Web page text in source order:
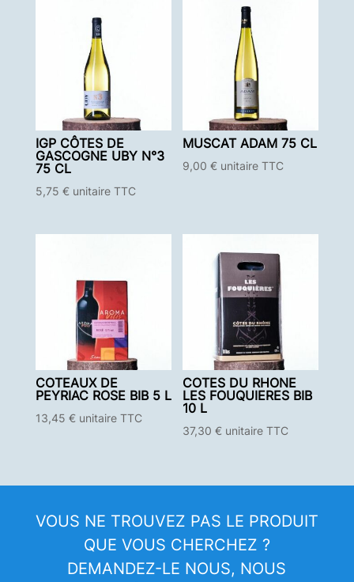
IGP CÔTES DE
GASCOGNE UBY N°3
75 CL
5,75 € unitaire TTC
MUSCAT ADAM 75 CL
9,00€ unitaire TTC
COTEAUX DE
PEYRIAC ROSE BIB 5 L
13,45 € unitaire TTC
COTES DU RHONE
LES FOUQUIERES BIB
10 L
37,30€ unitaire TTC
VOUS NE TROUVEZ PAS LE PRODUIT
QUE VOUS CHERCHEZ ?
DEMANDEZ-LE NOUS, NOUS